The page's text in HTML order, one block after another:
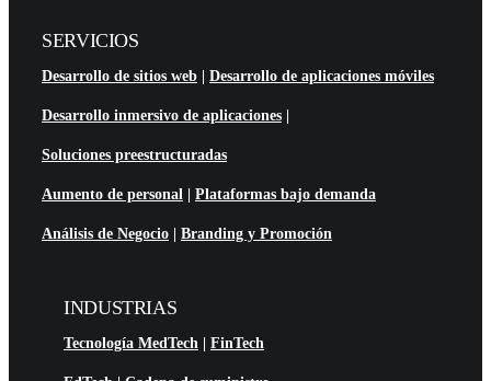
SERVICIOS
Desarrollo de sitios web| Desarrollo de aplicaciones móviles
Desarrollo inmersivo de aplicaciones|
Soluciones preestructuradas
Aumento de personal| Plataformas bajo demanda
Análisis de Negocio| Branding y Promoción
INDUSTRIAS
Tecnología MedTech| FinTech